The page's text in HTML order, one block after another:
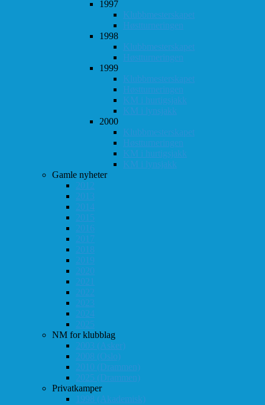
1997
Klubbmesterskapet
Høstturneringen
1998
Klubbmesterskapet
Høstturneringen
1999
Klubbmesterskapet
Høstturneringen
KM i hurtigsjakk
KM i lynsjakk
2000
Klubbmesterskapet
Høstturneringen
KM i hurtigsjakk
KM i lynsjakk
Gamle nyheter
2012
2013
2014
2015
2016
2017
2018
2019
2020
2021
2022
2023
2024
2025
NM for klubblag
2003 (Asker)
2008 (Oslo)
2010 (Drammen)
2025 (Drammen)
Privatkamper
1998 (Akademisk)